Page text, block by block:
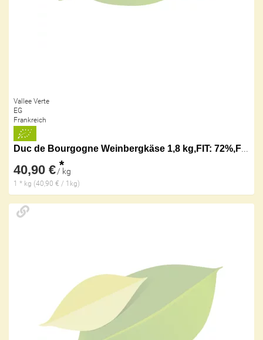
Vallee Verte
EG
Frankreich
Duc de Bourgogne Weinbergkäse 1,8 kg,FIT: 72%,FETT
40,90 € *
/ kg
1 * kg (40,90 € / 1kg)